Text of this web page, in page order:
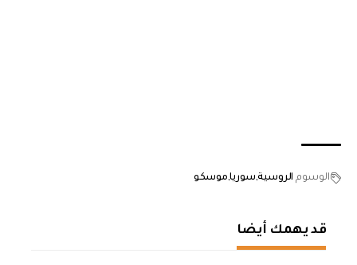
الوسوم الروسية سوريا موسكو
قد يهمك أيضا